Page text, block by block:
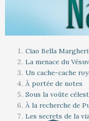
Ciao Bella
La menace du
Un cache-cache
À portée de notes
Sous la voûte
À la recherche de
Les secrets de la